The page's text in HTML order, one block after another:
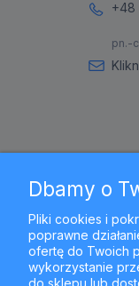
+48
pn.-
Dbamy o
Pliki cookies i
poprawne
ofertę do Twoich
wykorzystanie
do sklepu lub